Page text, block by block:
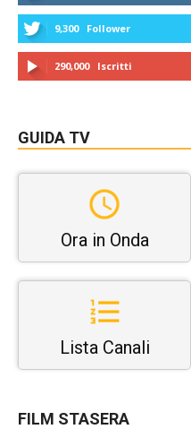
9,300 Follower
290,000 Iscritti
GUIDA TV
Ora in Onda
Lista Canali
FILM STASERA